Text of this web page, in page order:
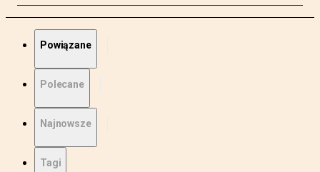
Powiązane
Polecane
Najnowsze
Tagi